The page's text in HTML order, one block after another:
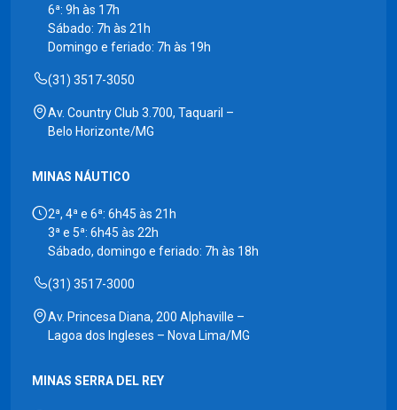
6ª: 9h às 17h
Sábado: 7h às 21h
Domingo e feriado: 7h às 19h
(31) 3517-3050
Av. Country Club 3.700, Taquaril –
Belo Horizonte/MG
MINAS NÁUTICO
2ª, 4ª e 6ª: 6h45 às 21h
3ª e 5ª: 6h45 às 22h
Sábado, domingo e feriado: 7h às 18h
(31) 3517-3000
Av. Princesa Diana, 200 Alphaville –
Lagoa dos Ingleses – Nova Lima/MG
MINAS SERRA DEL REY